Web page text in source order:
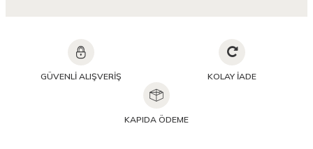
GÜVENLİ ALIŞVERİŞ KOLAY İADE
KAPIDA ÖDEME